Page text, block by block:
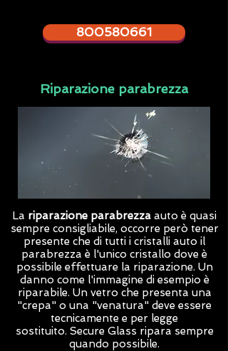
800580661
Riparazione parabrezza
La riparazione parabrezza auto è quasi
sempre consigliabile, occorre però tener
presente che di tutti i cristalli auto il
parabrezza è l'unico cristallo dove è
possibile effettuare la riparazione. Un
danno come l'immagine di esempio è
riparabile. Un vetro che presenta una
"crepa" o una "venatura" deve essere
tecnicamente e per legge
sostituito. Secure Glass ripara sempre
quando possibile.